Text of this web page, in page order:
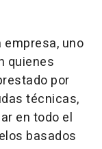
uno
quienes
por
técnicas,
en todo el
basados